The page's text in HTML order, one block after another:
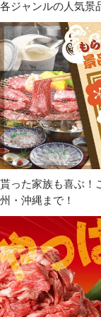
各ジャンルの人気景
貰った家族も喜ぶ！
州・沖縄まで！